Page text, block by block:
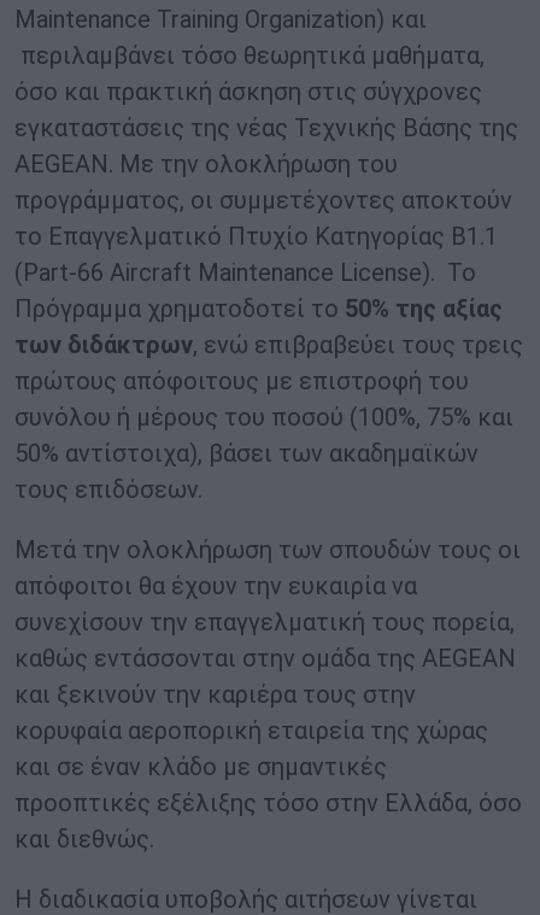
Maintenance Training Organization) και
περιλαμβάνει τόσο θεωρητικά μαθήματα,
όσο και πρακτική άσκηση στις σύγχρονες
εγκαταστάσεις της νέας Τεχνικής Βάσης της
AEGEAN. Με την ολοκλήρωση του
προγράμματος, οι συμμετέχοντες αποκτούν
το Επαγγελματικό Πτυχίο Κατηγορίας Β1.1
(Part-66 Aircraft Maintenance License). Το
Πρόγραμμα χρηματοδοτεί το 50% της αξίας
των διδάκτρων, ενώ επιβραβεύει τους τρεις
πρώτους απόφοιτους με επιστροφή του
συνόλου ή μέρους του ποσού (100%, 75% και
50% αντίστοιχα), βάσει των ακαδημαϊκών
τους επιδόσεων.
Μετά την ολοκλήρωση των σπουδών τους οι
απόφοιτοι θα έχουν την ευκαιρία να
συνεχίσουν την επαγγελματική τους πορεία,
καθώς εντάσσονται στην ομάδα της AEGEAN
και ξεκινούν την καριέρα τους στην
κορυφαία αεροπορική εταιρεία της χώρας
και σε έναν κλάδο με σημαντικές
προοπτικές εξέλιξης τόσο στην Ελλάδα, όσο
και διεθνώς.
Η διαδικασία υποβολής αιτήσεων γίνεται